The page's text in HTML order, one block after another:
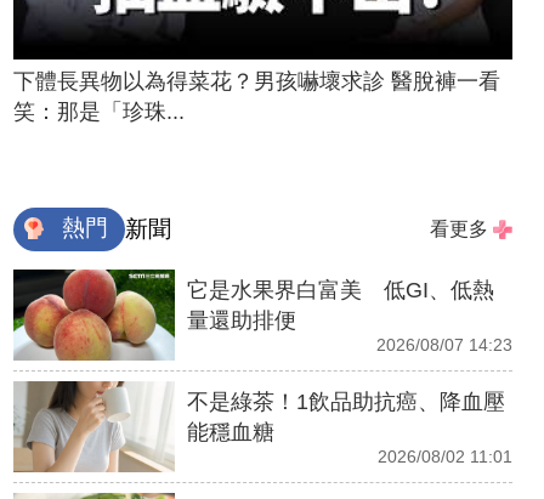
下體長異物以為得菜花？男孩嚇壞求診 醫脫褲一看
笑：那是「珍珠...
熱門 新聞 看更多
它是水果界白富美 低GI、低熱
量還助排便
2026/08/07 14:23
不是綠茶！1飲品助抗癌、降血壓
能穩血糖
2026/08/02 11:01